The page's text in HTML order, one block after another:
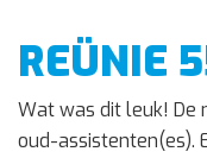
REÜNIE
Wat was dit leuk! De
oud-assistenten(es).